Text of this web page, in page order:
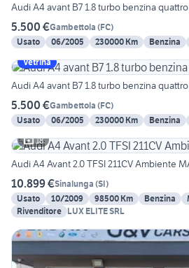
Audi A4 avant B7 1.8 turbo benzina quattro
5.500 €Gambettola (FC)
Usato
06/2005 230000 Km Benzina
Vetrina
Audi A4 avant B7 1.8 turbo benzina quattro
5.500 €Gambettola (FC)
Usato
06/2005 230000 Km Benzina
18
Audi A4 Avant 2.0 TFSI 211CV Ambiente
10.899 €Sinalunga (SI)
Usato
10/2009 98500 Km Benzina
Rivenditore LUX ELITE SRL